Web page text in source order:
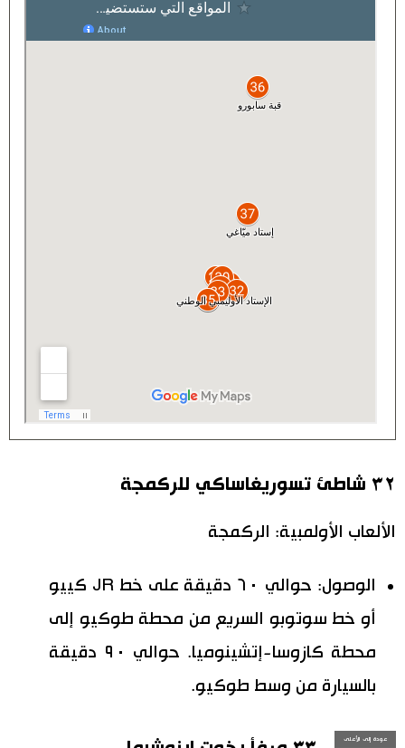
إعلان
٣٢ شاطئ تسوريغاساكي للركمجة
الألعاب الأولمبية: الركمجة
الوصول: حوالي ٦٠ دقيقة على خط JR كييو
أو خط سوتوبو السريع من محطة طوكيو إلى
محطة كازوسا-إتشينوميا. حوالي ٩٠ دقيقة
بالسيارة من وسط طوكيو.
عودة إلى الأعلى